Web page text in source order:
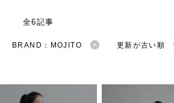
全6記事
BRAND：MOJITO 更新が古い順